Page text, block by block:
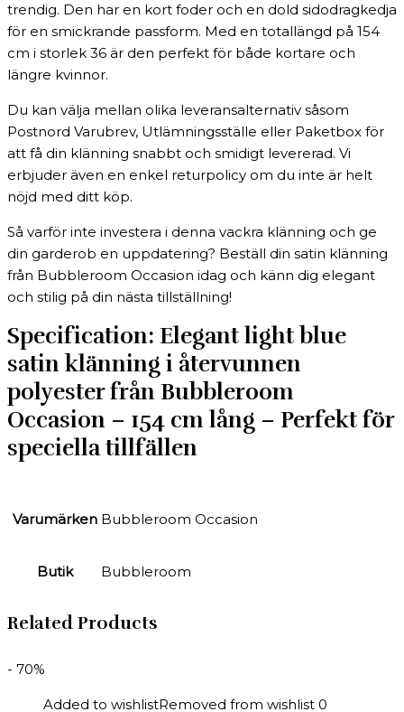
trendig. Den har en kort foder och en dold sidodragkedja
för en smickrande passform. Med en totallängd på 154
cm i storlek 36 är den perfekt för både kortare och
längre kvinnor.
Du kan välja mellan olika leveransalternativ såsom
Postnord Varubrev, Utlämningsställe eller Paketbox för
att få din klänning snabbt och smidigt levererad. Vi
erbjuder även en enkel returpolicy om du inte är helt
nöjd med ditt köp.
Så varför inte investera i denna vackra klänning och ge
din garderob en uppdatering? Beställ din satin klänning
från Bubbleroom Occasion idag och känn dig elegant
och stilig på din nästa tillställning!
Specification: Elegant light blue
satin klänning i återvunnen
polyester från Bubbleroom
Occasion – 154 cm lång – Perfekt för
speciella tillfällen
Varumärken Bubbleroom Occasion
Butik Bubbleroom
Related Products
- 70%
Added to wishlistRemoved from wishlist 0